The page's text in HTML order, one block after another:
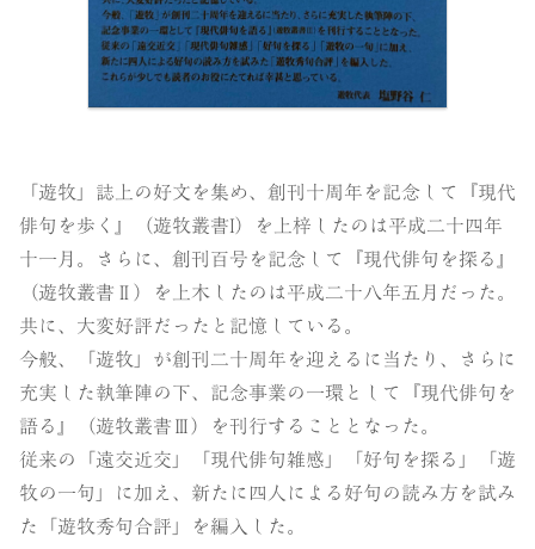
「遊牧」誌上の好文を集め、創刊十周年を記念して『現代
俳句を歩く』（遊牧叢書I）を上梓したのは平成二十四年
十一月。さらに、創刊百号を記念して『現代俳句を探る』
（遊牧叢書Ⅱ）を上木したのは平成二十八年五月だった。
共に、大変好評だったと記憶している。
今般、「遊牧」が創刊二十周年を迎えるに当たり、さらに
充実した執筆陣の下、記念事業の一環として『現代俳句を
語る』（遊牧叢書Ⅲ）を刊行することとなった。
従来の「遠交近交」「現代俳句雑感」「好句を探る」「遊
牧の一句」に加え、新たに四人による好句の読み方を試み
た「遊牧秀句合評」を編入した。